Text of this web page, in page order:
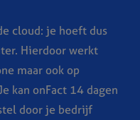
cloud: je hoeft dus
Hierdoor werkt
maar ook op
kan onFact 14 dagen
door je bedrijf